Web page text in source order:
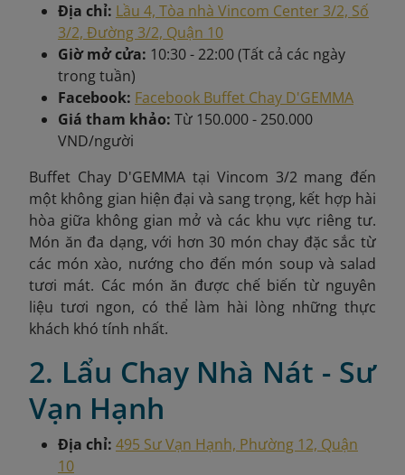
Địa chỉ: Lầu 4, Tòa nhà Vincom Center 3/2, Số
3/2, Đường 3/2, Quận 10
Giờ mở cửa: 10:30 - 22:00 (Tất cả các ngày
trong tuần)
Facebook: Facebook Buffet Chay D'GEMMA
Giá tham khảo: Từ 150.000 - 250.000
VND/người
Buffet Chay D'GEMMA tại Vincom 3/2 mang đến
một không gian hiện đại và sang trọng, kết hợp hài
hòa giữa không gian mở và các khu vực riêng tư.
Món ăn đa dạng, với hơn 30 món chay đặc sắc từ
các món xào, nướng cho đến món soup và salad
tươi mát. Các món ăn được chế biến từ nguyên
liệu tươi ngon, có thể làm hài lòng những thực
khách khó tính nhất.
2. Lẩu Chay Nhà Nát - Sư
Vạn Hạnh
Địa chỉ: 495 Sư Vạn Hạnh, Phường 12, Quận
10